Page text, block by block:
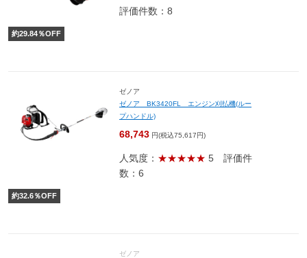
評価件数：8
約29.84％OFF
ゼノア
ゼノア BK3420FL エンジン刈払機(ルー
プハンドル)
68,743 円(税込75,617円)
人気度： ★★★★★ 5 評価件
数：6
約32.6％OFF
ゼノア